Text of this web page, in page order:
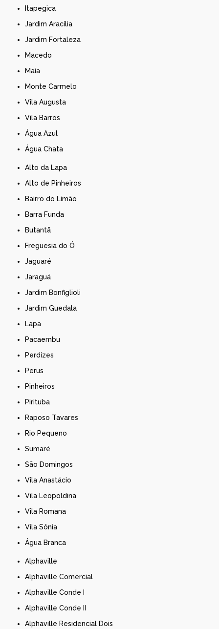
Itapegica
Jardim Aracília
Jardim Fortaleza
Macedo
Maia
Monte Carmelo
Vila Augusta
Vila Barros
Água Azul
Água Chata
Alto da Lapa
Alto de Pinheiros
Bairro do Limão
Barra Funda
Butantã
Freguesia do Ó
Jaguaré
Jaraguá
Jardim Bonfiglioli
Jardim Guedala
Lapa
Pacaembu
Perdizes
Perus
Pinheiros
Pirituba
Raposo Tavares
Rio Pequeno
Sumaré
São Domingos
Vila Anastácio
Vila Leopoldina
Vila Romana
Vila Sônia
Água Branca
Alphaville
Alphaville Comercial
Alphaville Conde I
Alphaville Conde II
Alphaville Residencial Dois